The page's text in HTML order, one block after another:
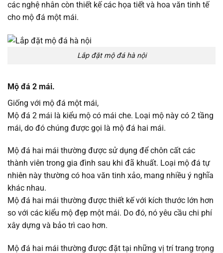
các nghệ nhân còn thiết kế các họa tiết và hoa văn tinh tế
cho mộ đá một mái.
Lắp đặt mộ đá hà nội
Mộ đá 2 mái.
Giống với mộ đá một mái,
Mộ đá 2 mái là kiểu mộ có mái che. Loại mộ này có 2 tầng
mái, do đó chúng được gọi là mộ đá hai mái.
Mộ đá hai mái thường được sử dụng để chôn cất các
thành viên trong gia đình sau khi đã khuất. Loại mộ đá tự
nhiên này thường có hoa văn tinh xảo, mang nhiều ý nghĩa
khác nhau.
Mộ đá hai mái thường được thiết kế với kích thước lớn hơn
so với các kiểu mộ đẹp một mái. Do đó, nó yêu cầu chi phí
xây dựng và bảo trì cao hơn.
Mộ đá hai mái thường được đặt tại những vị trí trang trọng